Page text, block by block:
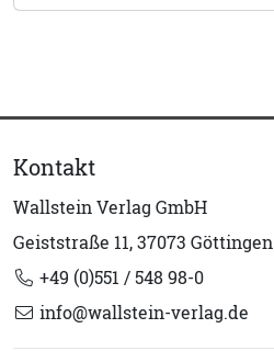
Kontakt
Wallstein Verlag GmbH
Geiststraße 11, 37073 Göttingen
+49 (0)551 / 548 98-0
info@wallstein-verlag.de